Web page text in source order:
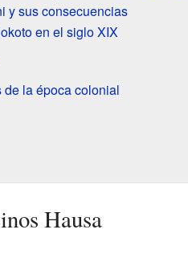
y sus consecuencias
en el siglo XIX
de la época colonial
Hausa